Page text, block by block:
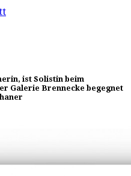
ist Solistin beim
Galerie Brennecke begegnet